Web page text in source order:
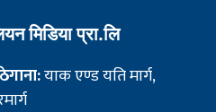
मिडिया प्रा.लि
ठेगाना:याक एण्ड यति मार्ग,